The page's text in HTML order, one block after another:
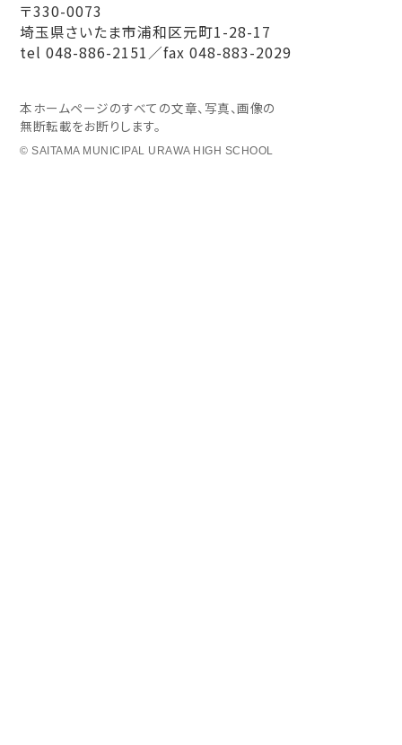
〒330-0073
埼玉県さいたま市浦和区元町1-28-17
tel 048-886-2151／fax 048-883-2029
本ホームページのすべての文章、写真、画像の
無断転載をお断りします。
© SAITAMA MUNICIPAL URAWA HIGH SCHOOL